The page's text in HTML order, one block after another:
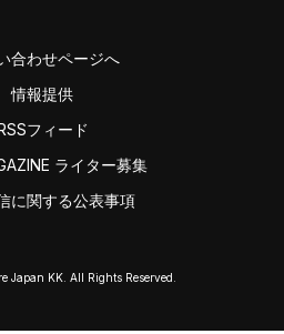
合わせページへ
情報提供
フィード
ライター募集
に関する公表事項
Japan KK. All Rights Reserved.